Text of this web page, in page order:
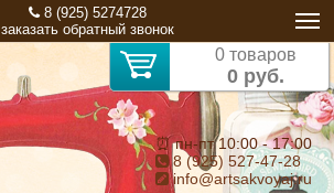
8 (925) 5274728
заказать обратный звонок
0 товаров
0 руб.
⏰ пн-пт 10:00 - 17:00
8 (925) 527-47-28
info@artsakvoyaj.ru